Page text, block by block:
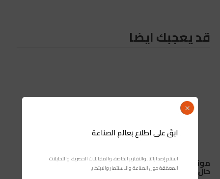
قد يعجبك ايضا
مونديال 2030: ما الذي قد تخسره إسبانيا والبرتغال في
حال الانسحاب من التنظيم المشترك؟
ابقَ على اطلاع بعالم الصناعة
استلم إصداراتنا، والتقارير الخاصة، والمقابلات الحصرية، والتحليلات
المعمّقة حول الصناعة والاستثمار والابتكار.
×